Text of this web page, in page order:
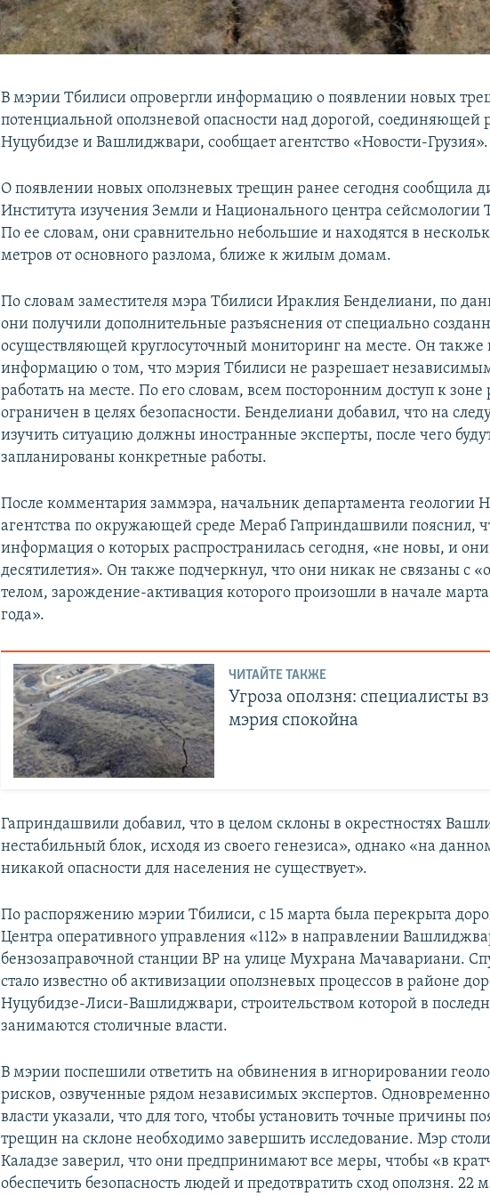
В мэрии Тбилиси опровергли информацию о появлении новых
потенциальной оползневой опасности над дорогой, соединяющей
Нуцубидзе и Вашлиджвари, сообщает агентство «Новости-Грузия».
О появлении новых оползневых трещин ранее сегодня сообщила
Института изучения Земли и Национального центра сейсмологии
По ее словам, они сравнительно небольшие и находятся в
метров от основного разлома, ближе к жилым домам.
По словам заместителя мэра Тбилиси Ираклия Бенделиани, по
они получили дополнительные разъяснения от специально
осуществляющей круглосуточный мониторинг на месте. Он также
информацию о том, что мэрия Тбилиси не разрешает
работать на месте. По его словам, всем посторонним доступ к зоне
ограничен в целях безопасности. Бенделиани добавил, что на
изучить ситуацию должны иностранные эксперты, после чего
запланированы конкретные работы.
После комментария заммэра, начальник департамента геологии
агентства по окружающей среде Мераб Гаприндашвили пояснил,
информация о которых распространилась сегодня, «не новы, и
десятилетия». Он также подчеркнул, что они никак не связаны с
телом, зарождение-активация которого произошли в начале
года».
ЧИТАЙТЕ ТАКЖЕ
Угроза оползня: специалисты
мэрия спокойна
Гаприндашвили добавил, что в целом склоны в окрестностях
нестабильный блок, исходя из своего генезиса», однако «на
никакой опасности для населения не существует».
По распоряжению мэрии Тбилиси, с 15 марта была перекрыта
Центра оперативного управления «112» в направлении
бензозаправочной станции BP на улице Мухрана Мачавариани.
стало известно об активизации оползневых процессов в районе
Нуцубидзе-Лиси-Вашлиджвари, строительством которой в
занимаются столичные власти.
В мэрии поспешили ответить на обвинения в игнорировании
рисков, озвученные рядом независимых экспертов.
власти указали, что для того, чтобы установить точные причины
трещин на склоне необходимо завершить исследование. Мэр
Каладзе заверил, что они предпринимают все меры, чтобы «в
обеспечить безопасность людей и предотвратить сход оползня. 22